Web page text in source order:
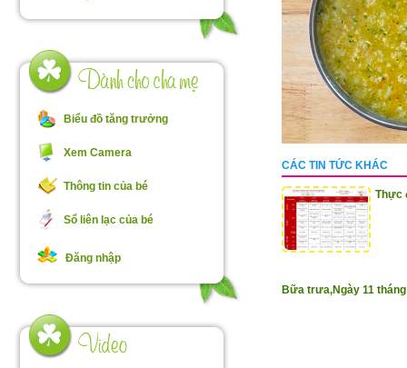
Biểu đồ tăng trưởng
Xem Camera
Thông tin của bé
Sổ liên lạc của bé
Đăng nhập
CÁC TIN TỨC KHÁC
Thực
Bữa trưa,Ngày 11